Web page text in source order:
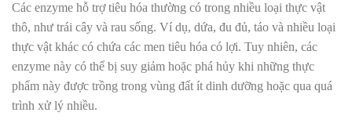
Các enzyme hỗ trợ tiêu hóa thường có trong nhiều loại thực vật
thô, như trái cây và rau sống. Ví dụ, dứa, đu đủ, táo và nhiều loại
thực vật khác có chứa các men tiêu hóa có lợi. Tuy nhiên, các
enzyme này có thể bị suy giảm hoặc phá hủy khi những thực
phẩm này được trồng trong vùng đất ít dinh dưỡng hoặc qua quá
trình xử lý nhiều.